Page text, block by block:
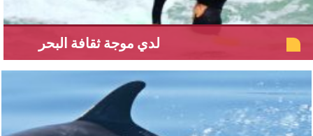
لدي موجة ثقافة البحر